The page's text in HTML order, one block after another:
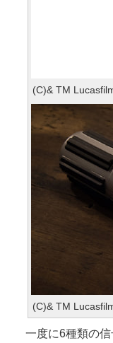
(C)& TM
(C)& TM
一度に6種類の信